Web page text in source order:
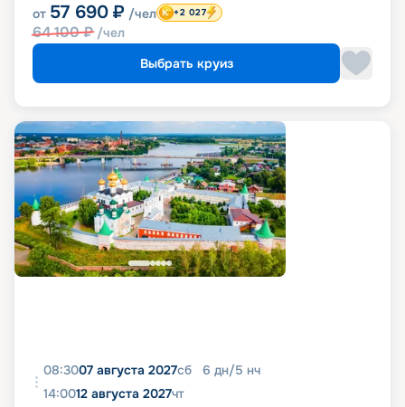
от 57 690 ₽ /чел
64 100₽ /чел
+2 027
Выбрать круиз
08:3007 августа 2027сб 6 дн/5 нч
14:0012 августа 2027чт